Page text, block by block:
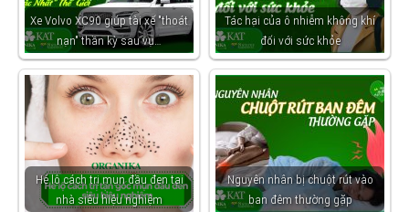
Xe Volvo XC90 giúp tài xế "thoát
nạn" thần kỳ sau vụ…
Tác hại của ô nhiễm không khí
đối với sức khỏe
Hé lộ cách trị mụn đầu đen tại
nhà siêu hiệu nghiệm
Nguyên nhân bị chuột rút vào
ban đêm thường gặp